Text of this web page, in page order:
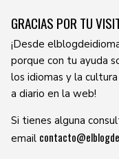
GRACIAS POR TU
¡Desde
porque con tu ayuda
los idiomas y la
a diario en la web!
Si tienes alguna
email